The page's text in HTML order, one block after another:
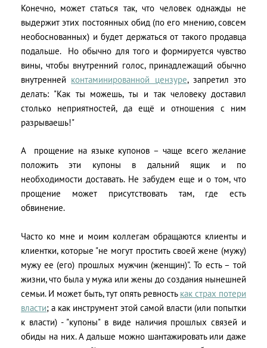
Конечно, может статься так, что человек однажды не
выдержит этих постоянных обид (по его мнению, совсем
необоснованных) и будет держаться от такого продавца
подальше. Но обычно для того и формируется чувство
вины, чтобы внутренний голос, принадлежащий обычно
внутренней контаминированной цензуре, запретил это
делать: "Как ты можешь, ты и так человеку доставил
столько неприятностей, да ещё и отношения с ним
разрываешь!"
А прощение на языке купонов – чаще всего желание
положить эти купоны в дальний ящик и по
необходимости доставать. Не забудем еще и о том, что
прощение может присутствовать там, где есть
обвинение.
Часто ко мне и моим коллегам обращаются клиенты и
клиентки, которые "не могут простить своей жене (мужу)
мужу ее (его) прошлых мужчин (женщин)". То есть – той
жизни, что была у мужа или жены до создания нынешней
семьи. И может быть, тут опять ревность как страх потери
власти; а как инструмент этой самой власти (или попытки
к власти) - "купоны" в виде наличия прошлых связей и
обиды на них. А дальше можно шантажировать или даже